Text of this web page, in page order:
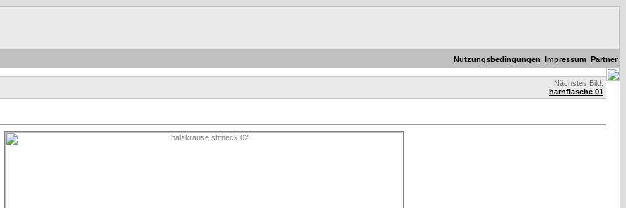
Nutzungsbedingungen Impressum Partner
Nächstes Bild:
harnflasche 01